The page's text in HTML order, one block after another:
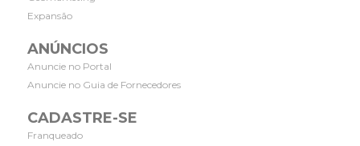
Expansão
ANÚNCIOS
Anuncie no Portal
Anuncie no Guia de Fornecedores
CADASTRE-SE
Franqueado